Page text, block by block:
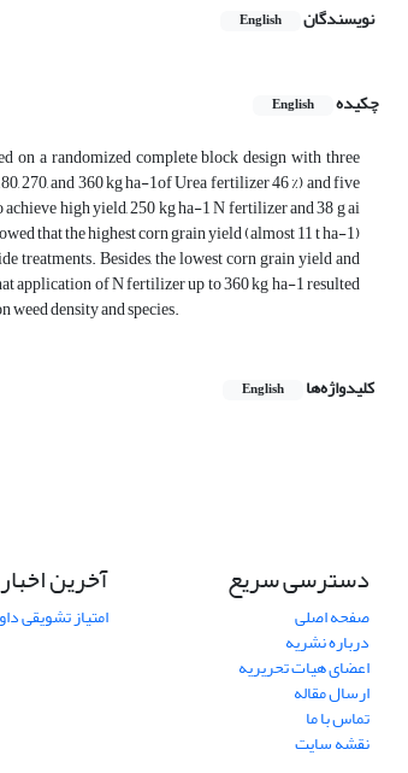
نویسندگان English
چکیده English
on a randomized complete block design with three
270, and 360 kg ha-1of Urea fertilizer 46 %) and five
high yield, 250 kg ha-1 N fertilizer and 38 g ai
that the highest corn grain yield (almost 11 t ha-1)
treatments. Besides, the lowest corn grain yield and
application of N fertilizer up to 360 kg ha-1 resulted
density and species.
کلیدواژه‌ها English
دسترسی سریع
صفحه اصلی
درباره نشریه
اعضای هیات تحریریه
ارسال مقاله
تماس با ما
نقشه سایت
آخرین اخبار
امتیاز تشویقی